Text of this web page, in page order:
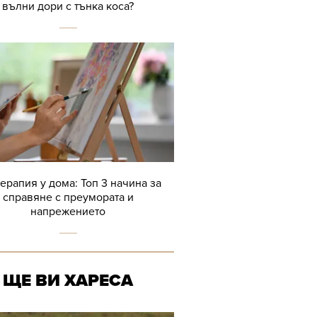
вълни дори с тънка коса?
у дома: Топ 3 начина за
справяне с преумората и
напрежението
ЩЕ ВИ ХАРЕСА